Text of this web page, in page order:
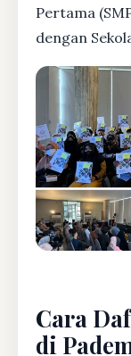
Pertama
dengan
Cara
di